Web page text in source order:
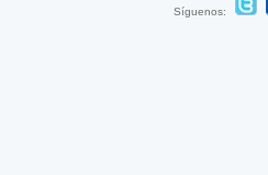
Síguenos: